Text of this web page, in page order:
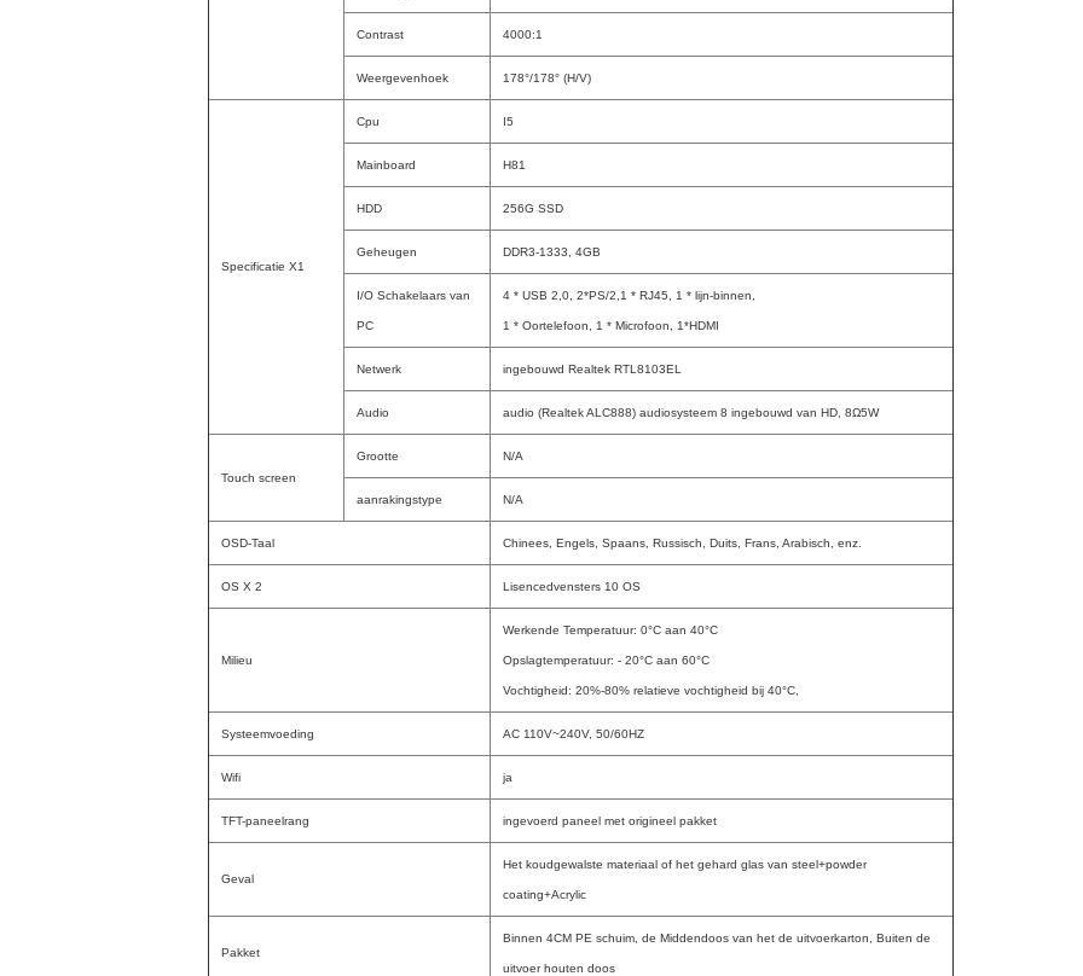
Contrast 4000:1
Weergevenhoek 178°/178° (H/V)
Specificatie X1
Cpu I5
Mainboard H81
HDD 256G SSD
Geheugen DDR3-1333, 4GB
I/O Schakelaars van
PC
4 * USB 2,0, 2*PS/2,1 * RJ45, 1 * lijn-binnen,
1 * Oortelefoon, 1 * Microfoon, 1*HDMI
Netwerk ingebouwd Realtek RTL8103EL
Audio audio (Realtek ALC888) audiosysteem 8 ingebouwd van HD, 8Ω5W
Touch screen
Grootte N/A
aanrakingstype N/A
OSD-Taal Chinees, Engels, Spaans, Russisch, Duits, Frans, Arabisch, enz.
OS X 2 Lisencedvensters 10 OS
Milieu
Werkende Temperatuur: 0°C aan 40°C
Opslagtemperatuur: - 20°C aan 60°C
Vochtigheid: 20%-80% relatieve vochtigheid bij 40°C,
Systeemvoeding AC 110V~240V, 50/60HZ
Wifi ja
TFT-paneelrang ingevoerd paneel met origineel pakket
Geval
Het koudgewalste materiaal of het gehard glas van steel+powder
coating+Acrylic
Pakket
Binnen 4CM PE schuim, de Middendoos van het de uitvoerkarton, Buiten de
uitvoer houten doos